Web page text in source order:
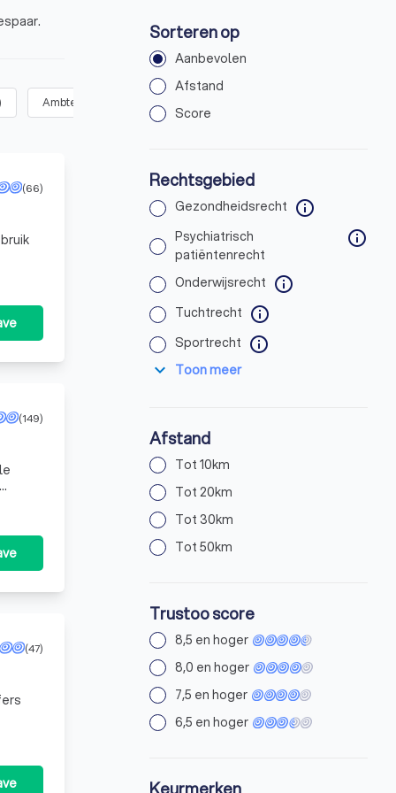
Ambtenarenrecht
(66)
(149)
(47)
Sorteren op
Aanbevolen
Afstand
Score
Rechtsgebied
Gezondheidsrecht info
Psychiatrisch
patiëntenrecht
info
Onderwijsrecht info
Tuchtrecht info
Sportrecht info
expand_more Toon meer
Afstand
Tot 10km
Tot 20km
Tot 30km
Tot 50km
Trustoo score
8,5 en hoger
8,0 en hoger
7,5 en hoger
6,5 en hoger